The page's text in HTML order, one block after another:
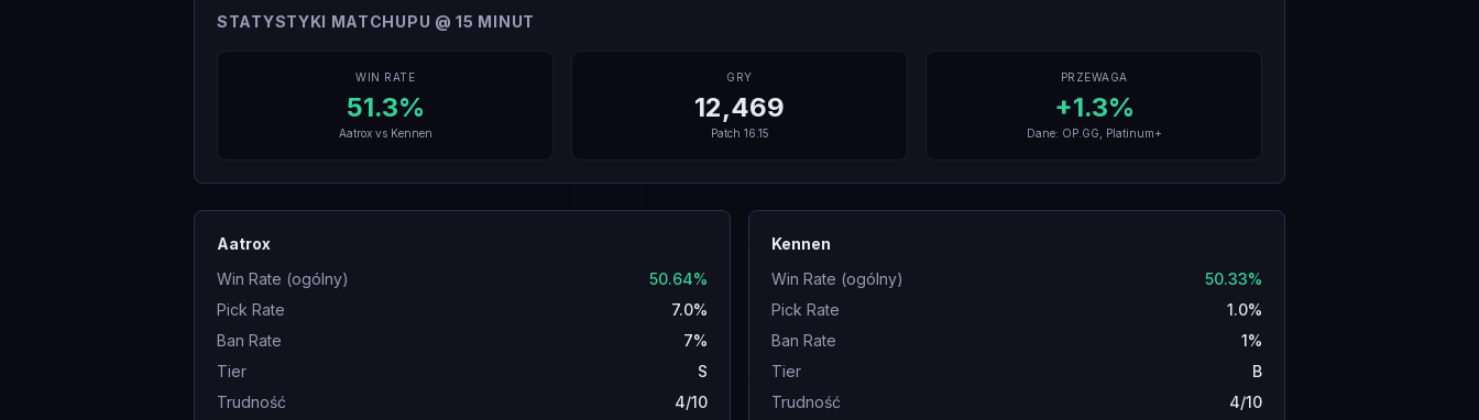
STATYSTYKI MATCHUPU @ 15 MINUT
WIN RATE
51.3%
Aatroxvs Kennen
GRY
12,469
Patch 16.15
PRZEWAGA
+1.3%
Dane: OP.GG, Platinum+
Aatrox
Win Rate (ogólny)
50.64%
Pick Rate
7.0%
Ban Rate
7%
Tier
S
Trudność
4/10
Kennen
Win Rate (ogólny)
50.33%
Pick Rate
1.0%
Ban Rate
1%
Tier
B
Trudność
4/10